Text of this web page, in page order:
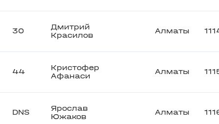
30
Дмитрий
Красилов
Алматы
44
Кристофер
Афанаси
Алматы
DNS
Ярослав
Южаков
Алматы